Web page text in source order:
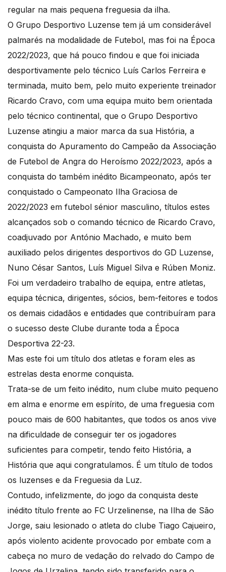
regular na mais pequena freguesia da ilha.
O Grupo Desportivo Luzense tem já um considerável
palmarés na modalidade de Futebol, mas foi na Época
2022/2023, que há pouco findou e que foi iniciada
desportivamente pelo técnico Luís Carlos Ferreira e
terminada, muito bem, pelo muito experiente treinador
Ricardo Cravo, com uma equipa muito bem orientada
pelo técnico continental, que o Grupo Desportivo
Luzense atingiu a maior marca da sua História, a
conquista do Apuramento do Campeão da Associação
de Futebol de Angra do Heroísmo 2022/2023, após a
conquista do também inédito Bicampeonato, após ter
conquistado o Campeonato Ilha Graciosa de
2022/2023 em futebol sénior masculino, títulos estes
alcançados sob o comando técnico de Ricardo Cravo,
coadjuvado por António Machado, e muito bem
auxiliado pelos dirigentes desportivos do GD Luzense,
Nuno César Santos, Luís Miguel Silva e Rúben Moniz.
Foi um verdadeiro trabalho de equipa, entre atletas,
equipa técnica, dirigentes, sócios, bem-feitores e todos
os demais cidadãos e entidades que contribuíram para
o sucesso deste Clube durante toda a Época
Desportiva 22-23.
Mas este foi um título dos atletas e foram eles as
estrelas desta enorme conquista.
Trata-se de um feito inédito, num clube muito pequeno
em alma e enorme em espírito, de uma freguesia com
pouco mais de 600 habitantes, que todos os anos vive
na dificuldade de conseguir ter os jogadores
suficientes para competir, tendo feito História, a
História que aqui congratulamos. É um título de todos
os luzenses e da Freguesia da Luz.
Contudo, infelizmente, do jogo da conquista deste
inédito título frente ao FC Urzelinense, na Ilha de São
Jorge, saiu lesionado o atleta do clube Tiago Cajueiro,
após violento acidente provocado por embate com a
cabeça no muro de vedação do relvado do Campo de